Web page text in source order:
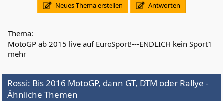
Neues Thema erstellen Antworten
Thema:
MotoGP ab 2015 live auf EuroSport!---ENDLICH kein Sport1
mehr
Rossi: Bis 2016 MotoGP, dann GT, DTM oder Rallye -
Ähnliche Themen